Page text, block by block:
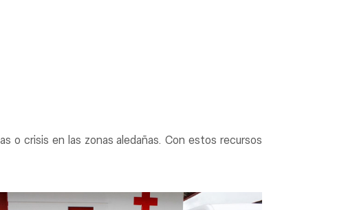
o crisis en las zonas aledañas. Con estos recursos